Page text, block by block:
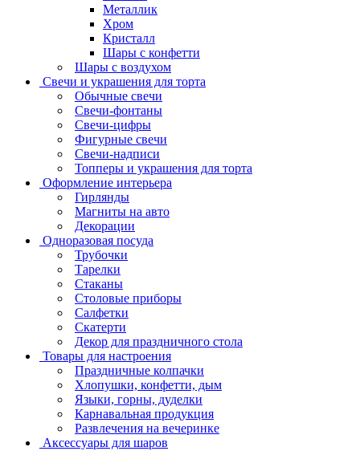
Металлик
Хром
Кристалл
Шары с конфетти
Шары с воздухом
Свечи и украшения для торта
Обычные свечи
Свечи-фонтаны
Свечи-цифры
Фигурные свечи
Свечи-надписи
Топперы и украшения для торта
Оформление интерьера
Гирлянды
Магниты на авто
Декорации
Одноразовая посуда
Трубочки
Тарелки
Стаканы
Столовые приборы
Салфетки
Скатерти
Декор для праздничного стола
Товары для настроения
Праздничные колпачки
Хлопушки, конфетти, дым
Языки, горны, дуделки
Карнавальная продукция
Развлечения на вечеринке
Аксессуары для шаров